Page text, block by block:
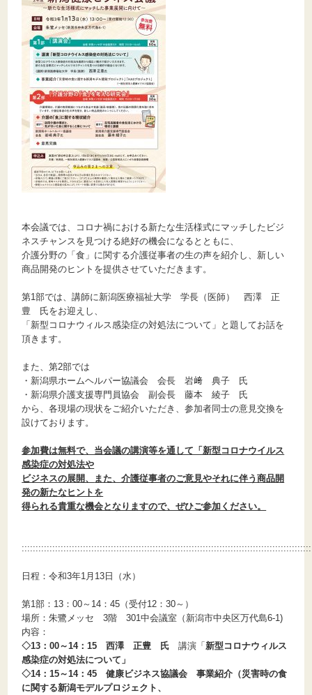
本会議では、コロナ禍における新たな生活様式にマッチしたビジ
ネスチャンスを見つける絶好の機会になるとともに、
介護分野の「食」に関する介護従事者の生の声を紹介し、新しい
商品開発のヒントを提供させていただきます。
第1部では、講師に新潟医療福祉大学 学長（医師） 西澤 正
豊 氏をお迎えし、
「新型コロナウィルス感染症の対処法について」と題してお話を
頂きます。
また、第2部では
・新潟県ホームヘルパー協議会 会長 岩﨑 典子 氏
・新潟県介護支援専門員協会 副会長 藤本 綾子 氏
から、各現場の現状をご紹介いただき、参加者同士の意見交換を
設けております。
参加費は無料で、当会議の講演等を通して「新型コロナウイルス
感染症の対処法や
ビジネスの展開、
また、介護従事者のご意見やそれに伴う商品開
発の新たなヒントを
得られる貴重な機会となりますので、ぜひご参加ください。
日程：令和3年1月13日（水）
第1部：13：00～14：45（受付12：30～）
場所：朱鷺メッセ 3階 301中会議室（新潟市中央区万代島6-1)
内容：
◇13：00～14：15 西澤 正豊 氏 講演「新型コロナウィルス
感染症の対処法について 」
◇14：15～14：45 健康ビジネス協議会 事業紹介（災害時の食
に関する新潟モデルプロジェクト、